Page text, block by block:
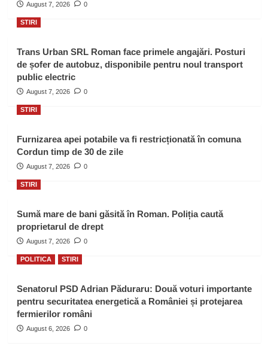
August 7, 2026 0
STIRI
Trans Urban SRL Roman face primele angajări. Posturi
de șofer de autobuz, disponibile pentru noul transport
public electric
August 7, 2026 0
STIRI
Furnizarea apei potabile va fi restricționată în comuna
Cordun timp de 30 de zile
August 7, 2026 0
STIRI
Sumă mare de bani găsită în Roman. Poliția caută
proprietarul de drept
August 7, 2026 0
POLITICA STIRI
Senatorul PSD Adrian Păduraru: Două voturi importante
pentru securitatea energetică a României și protejarea
fermierilor români
August 6, 2026 0